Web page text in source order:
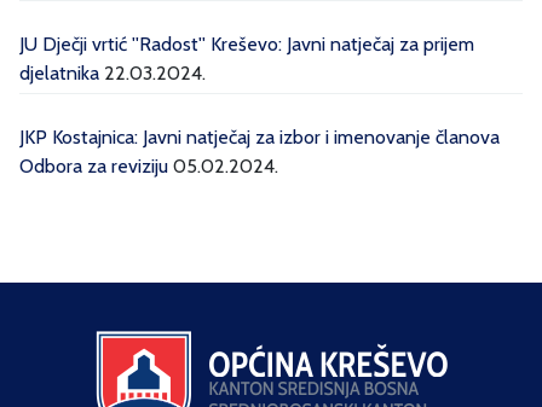
JU Dječji vrtić ''Radost'' Kreševo: Javni natječaj za prijem
djelatnika 22.03.2024.
JKP Kostajnica: Javni natječaj za izbor i imenovanje članova
Odbora za reviziju 05.02.2024.